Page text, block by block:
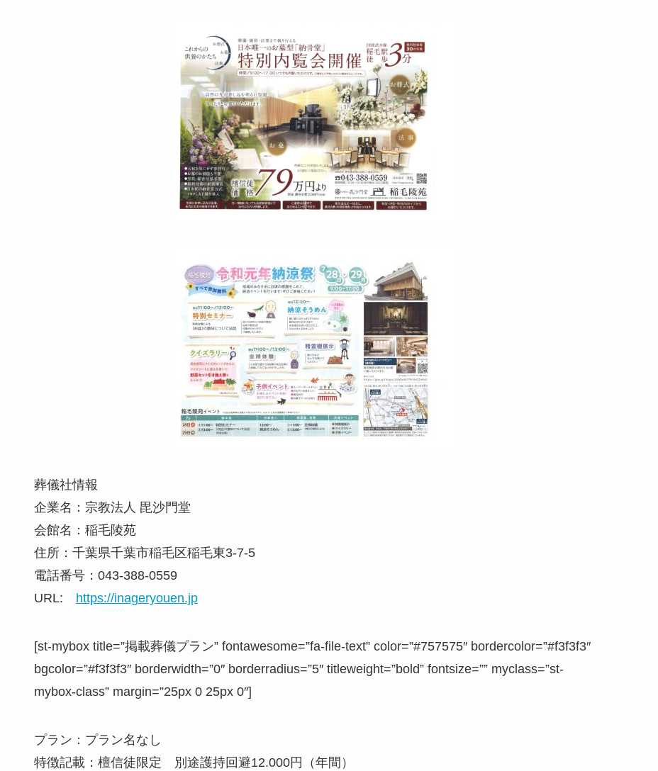
葬儀社情報
企業名：宗教法人 毘沙門堂
会館名：稲毛陵苑
住所：千葉県千葉市稲毛区稲毛東3-7-5
電話番号： 043-388-0559
URL: https://inageryouen.jp
[st-mybox title=”掲載葬儀プラン” fontawesome=”fa-file-text” color=”#757575″ bordercolor=”#f3f3f3″
bgcolor=”#f3f3f3″ borderwidth=”0″ borderradius=”5″ titleweight=”bold” fontsize=”” myclass=”st-
mybox-class” margin=”25px 0 25px 0″]
プラン：プラン名なし
特徴記載：檀信徒限定 別途護持回避12.000円（年間）